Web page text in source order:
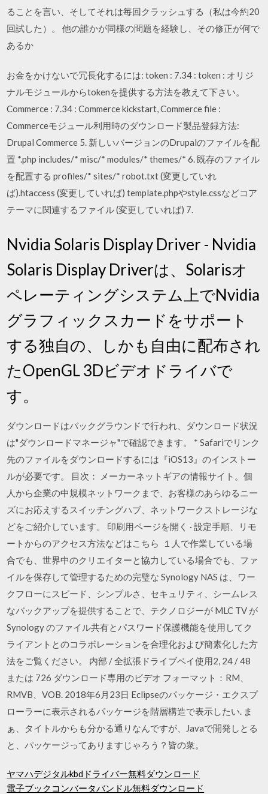
ることを言い、そしてそれは毎回クラッシュする（私は今約20
回試した）。 他の誰かが同様の問題を経験し、その修正が何で
あるか
お金をかけないで冗長化するには: token : 7.34 : token : オリジ
ナルモジュールからtokenを提供する方法を教えて下さい。
Commerce : 7.34 : Commerce kickstart, Commerce file :
Commerceモジュール利用時のダウンロード製品登録方法:
Drupal Commerce 5. 新しいバージョンのDrupalのファイルを配
置 *.php includes/* misc/* modules/* themes/* 6. 既存のファイル
を配置する profiles/* sites/* robot.txt (変更していれ
ば).htaccess (変更していれば) template.phpやstyle.cssなどコア
テーマに関連するファイル (変更していれば) 7.
Nvidia Solaris Display Driver - Nvidia
Solaris Display Driverは、Solarisオ
ペレーティングシステム上でNvidia
グラフィックスカードをサポート
する独自の、しかも自由に配布され
たOpenGL 3Dビデオドライバで
す。
ダウンロードはバックグラウンドで行われ、ダウンロード状況
は"ダウンロードマネージャ"で確認できます。 * Safariでリンク
先のファイルをダウンロードするには『iOS13』のインストー
ルが必要です。 目次： メーカーネットギアの情報サイト。個
人から企業の中規模ネットワークまで、お客様のあらゆるニー
ズにお応えするスイッチングハブ、ネットワークストレージな
どをご紹介しています。 印刷用ページを開く · 設定手順、リモ
ートからのアクセス方法などはこちら １人で作業している場
合でも、世界中のクリエイターと協力している場合でも、ファ
イルを保存して管理するための完璧な Synology NAS は、ワー
クフローにスピード、シンプルさ、セキュリティ、シームレス
なバックアップを提供することで、テクノロジーが MLC TV が
Synology のファイル共有とパスワード保護機能を使用してク
ライアントとのコラボレーションを合理化および簡素化した方
法をご覧ください。 内部 / 全拡張ドライブベイ使用2, 24 / 48
または 726 ダウンロード専用のビデオ フォーマット：RM、
RMVB、VOB. 2018年6月23日 Eclipseのパッケージ・エクスプ
ローラーに表示されるパッケージを階層構造で表示したい. ま
ぁ、タイトルからも分かる通りなんですが、Javaで開発しとる
と、パッケージってありますじゃろう？皆の衆。
ヤマハデジタルkbdドライバー無料ダウンロード
電子ブックコンバータバンドル無料ダウンロード